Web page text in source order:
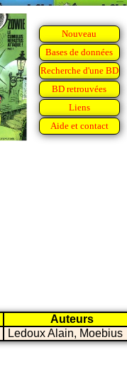
Nouveau
Bases de données
Recherche d'une BD
BD retrouvées
Liens
Aide et contact
Auteurs
Ledoux Alain, Moebius